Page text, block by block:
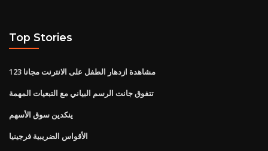
Top Stories
مشاهدة ازدهار الطفل على الانترنت مجانا 123
تتفوق جانت الرسم البياني مع التبعيات المهمة
ينكدين سوق الأسهم
الأقواس الضريبية فرجينيا